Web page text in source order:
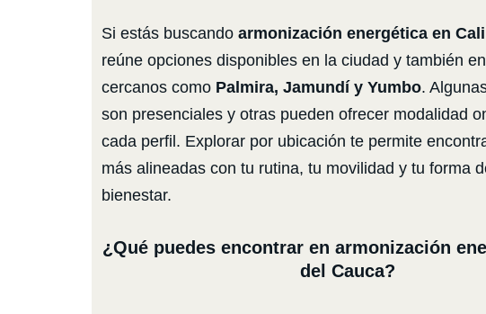
Si estás buscando armonización energética en Cali
reúne opciones disponibles en la ciudad y también
cercanos como Palmira, Jamundí y Yumbo.
son presenciales y otras pueden ofrecer modalidad
cada perfil. Explorar por ubicación te permite
más alineadas con tu rutina, tu movilidad y tu forma
bienestar.
¿Qué puedes encontrar en armonización
del Cauca?